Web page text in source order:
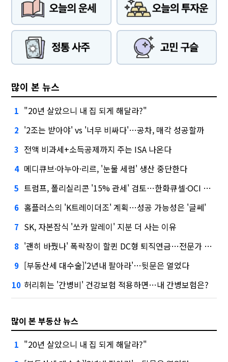
많이 본 뉴스
1 "20년 살았으니 내 집 되게 해달라?"
2 '2조는 받아야' vs '너무 비싸다'…공차, 매각 성공할까
3 전액 비과세+소득공제까지 주는 ISA 나온다
4 메디큐브·아누아·리르, '눈물 세럼' 생산 중단한다
5 트럼프, 폴리실리콘 '15% 관세' 검토…한화큐셀·OCI 영향은?
6 홈플러스의 'K트레이더조' 계획…성공 가능성은 '글쎄'
7 SK, 자본잠식 '쏘카 말레이' 지분 더 사는 이유
8 '괜히 바꿨나' 폭락장이 할퀸 DC형 퇴직연금…전문가 조언은
9 [부동산세 대수술]'2년내 팔아라'…뒷문은 열었다
10 허리휘는 '간병비' 건강보험 적용하면…내 간병보험은?
많이 본 부동산 뉴스
1 "20년 살았으니 내 집 되게 해달라?"